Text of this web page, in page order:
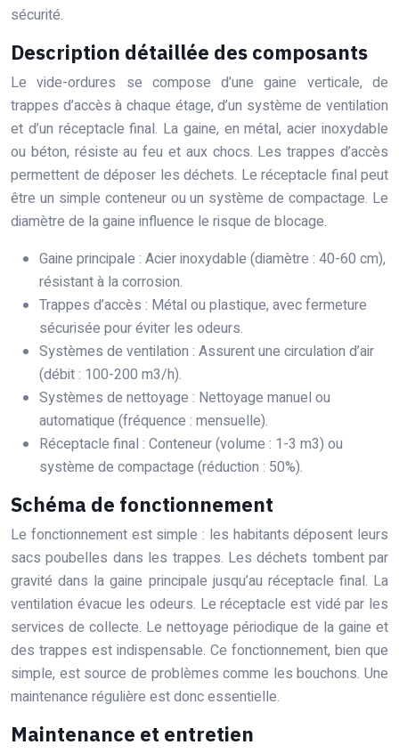
sécurité.
Description détaillée des composants
Le vide-ordures se compose d’une gaine verticale, de
trappes d’accès à chaque étage, d’un système de ventilation
et d’un réceptacle final. La gaine, en métal, acier inoxydable
ou béton, résiste au feu et aux chocs. Les trappes d’accès
permettent de déposer les déchets. Le réceptacle final peut
être un simple conteneur ou un système de compactage. Le
diamètre de la gaine influence le risque de blocage.
Gaine principale : Acier inoxydable (diamètre : 40-60 cm),
résistant à la corrosion.
Trappes d’accès : Métal ou plastique, avec fermeture
sécurisée pour éviter les odeurs.
Systèmes de ventilation : Assurent une circulation d’air
(débit : 100-200 m3/h).
Systèmes de nettoyage : Nettoyage manuel ou
automatique (fréquence : mensuelle).
Réceptacle final : Conteneur (volume : 1-3 m3) ou
système de compactage (réduction : 50%).
Schéma de fonctionnement
Le fonctionnement est simple : les habitants déposent leurs
sacs poubelles dans les trappes. Les déchets tombent par
gravité dans la gaine principale jusqu’au réceptacle final. La
ventilation évacue les odeurs. Le réceptacle est vidé par les
services de collecte. Le nettoyage périodique de la gaine et
des trappes est indispensable. Ce fonctionnement, bien que
simple, est source de problèmes comme les bouchons. Une
maintenance régulière est donc essentielle.
Maintenance et entretien